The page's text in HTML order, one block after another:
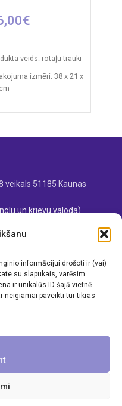
informācijui drošoti ir (vai)
su slapukais, varēsim
ir unikalūs ID šajā vietnē.
neigiamai paveikti tur tikras
€
veids: rotaļu trauki
izmēri: 38 x 21 x
veikals 51185 Kaunas
un krievu valoda)